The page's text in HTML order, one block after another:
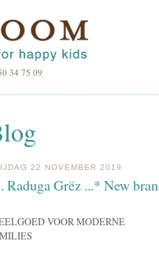
34 75 09
22 NOVEMBER 2019
Raduga Grëz ...* New
VOOR MODERNE